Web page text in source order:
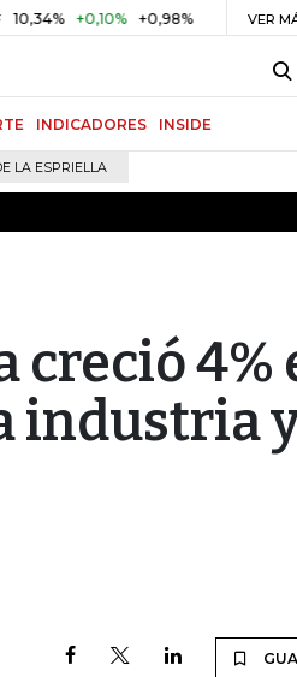
+0,10% +0,98% UVR $ 416,91 +$
VER
INDICADORES INSIDE
LA ESPRIELLA
creció 4%
industria